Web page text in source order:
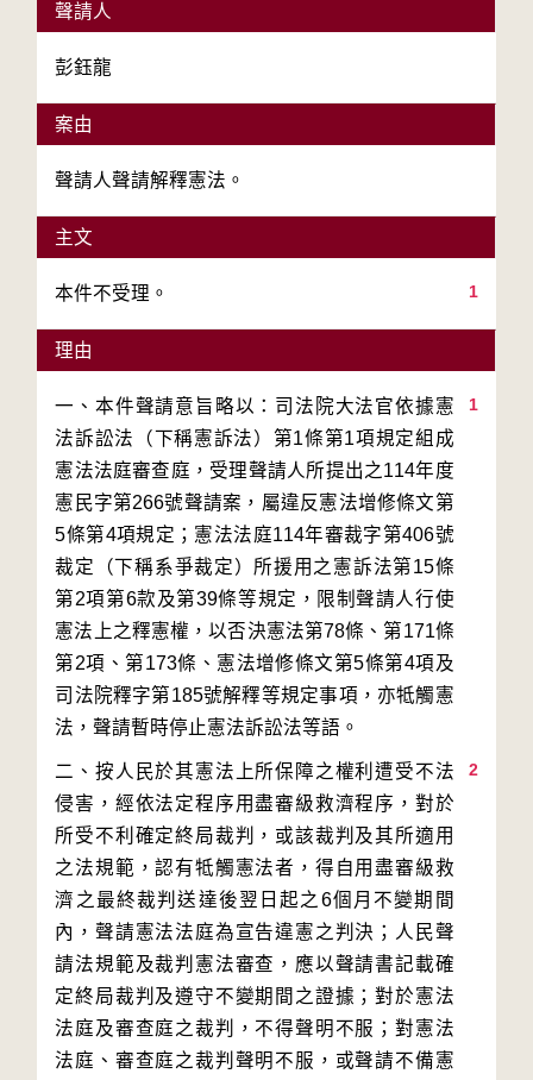
聲請人
彭鈺龍
案由
聲請人聲請解釋憲法。
主文
1
本件不受理。
理由
1
一、本件聲請意旨略以：司法院大法官依據憲
法訴訟法（下稱憲訴法）第1條第1項規定組成
憲法法庭審查庭，受理聲請人所提出之114年度
憲民字第266號聲請案，屬違反憲法增修條文第
5條第4項規定；憲法法庭114年審裁字第406號
裁定（下稱系爭裁定）所援用之憲訴法第15條
第2項第6款及第39條等規定，限制聲請人行使
憲法上之釋憲權，以否決憲法第78條、第171條
第2項、第173條、憲法增修條文第5條第4項及
司法院釋字第185號解釋等規定事項，亦牴觸憲
2
二、按人民於其憲法上所保障之權利遭受不法
侵害，經依法定程序用盡審級救濟程序，對於
所受不利確定終局裁判，或該裁判及其所適用
之法規範，認有牴觸憲法者，得自用盡審級救
濟之最終裁判送達後翌日起之6個月不變期間
內，聲請憲法法庭為宣告違憲之判決；人民聲
請法規範及裁判憲法審查，應以聲請書記載確
定終局裁判及遵守不變期間之證據；對於憲法
法庭及審查庭之裁判，不得聲明不服；對憲法
法庭、審查庭之裁判聲明不服，或聲請不備憲